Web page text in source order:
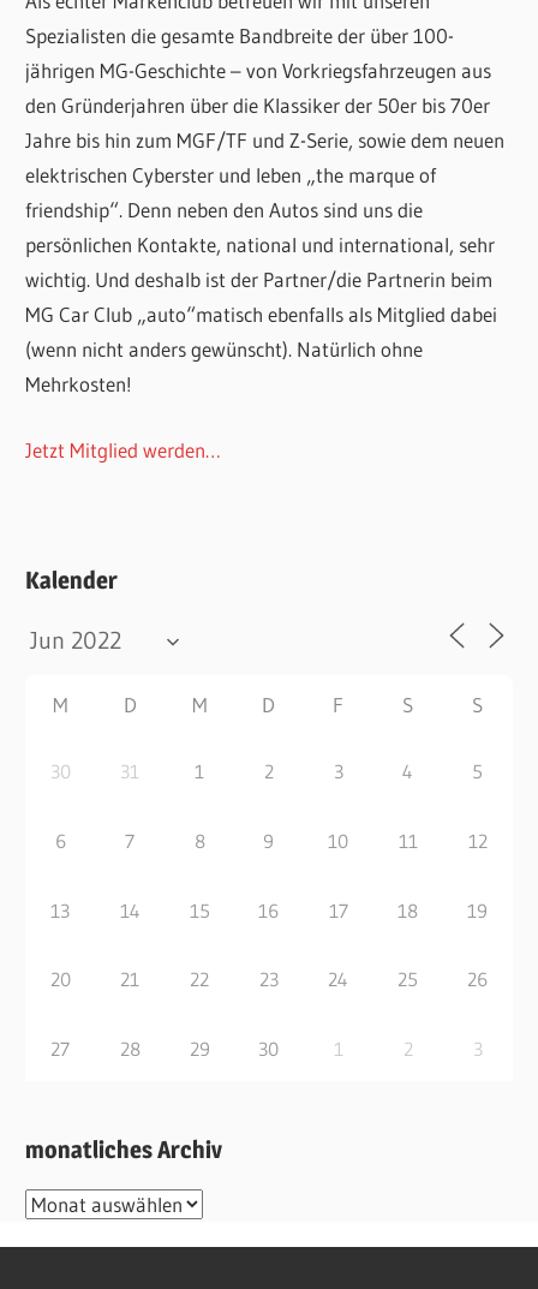
Spezialisten die gesamte Bandbreite der über 100-
jährigen MG-Geschichte – von Vorkriegsfahrzeugen aus
den Gründerjahren über die Klassiker der 50er bis 70er
Jahre bis hin zum MGF/TF und Z-Serie, sowie dem neuen
elektrischen Cyberster und leben „the marque of
friendship“. Denn neben den Autos sind uns die
persönlichen Kontakte, national und international, sehr
wichtig. Und deshalb ist der Partner/die Partnerin beim
MG Car Club „auto“matisch ebenfalls als Mitglied dabei
(wenn nicht anders gewünscht). Natürlich ohne
Mehrkosten!
Jetzt Mitglied werden…
Kalender
M D M D F S S
30 31 1 2 3 4 5
6 7 8 9 10 11 12
13 14 15 16 17 18 19
20 21 22 23 24 25 26
27 28 29 30 1 2 3
monatliches Archiv
monatliches